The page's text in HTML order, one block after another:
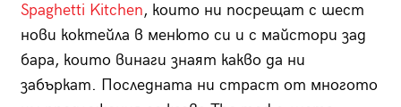
Spaghetti Kitchen, които ни посрещат с шест
нови коктейла в менюто си и с майстори зад
бара, които винаги знаят какво да ни
забъркат. Последната ни страст от многото